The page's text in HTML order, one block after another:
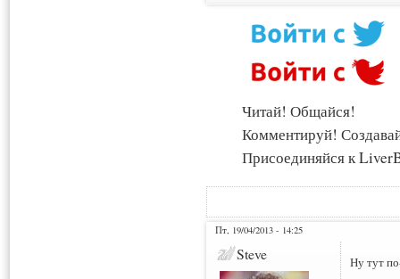
Читай! Общайся!
Комментируй!
Присоединяйся к
Пт, 19/04/2013 - 14:25
Steve Ну тут